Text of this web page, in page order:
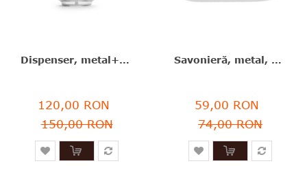
Dispenser, metal+sticlă, negru, 200 ml, MindSet, Brabantia - 8710755303203
120,00 RON
150,00 RON
Savonieră, metal, negru, 12x8x2.5 cm, MindSet, Brabantia - 8710755303326
59,00 RON
74,00 RON